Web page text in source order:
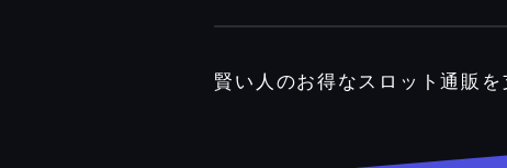
賢い人のお得なスロット通販を